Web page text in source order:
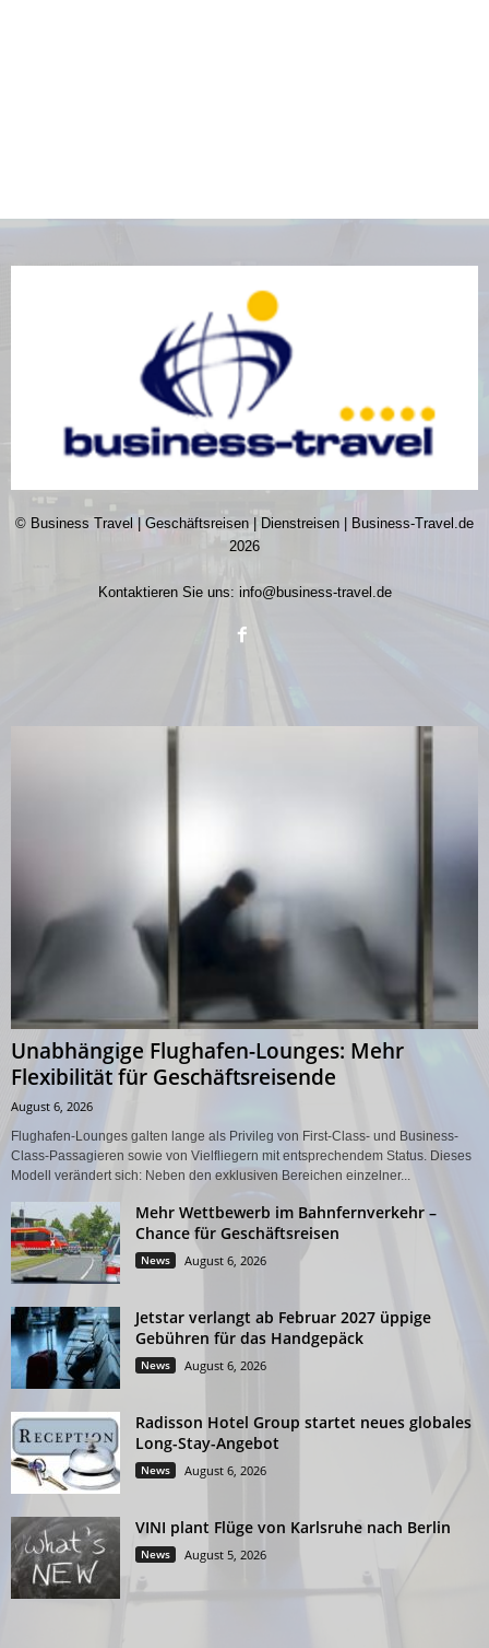
© Business Travel | Geschäftsreisen | Dienstreisen | Business-Travel.de
2026
Kontaktieren Sie uns: info@business-travel.de
Unabhängige Flughafen-Lounges: Mehr
Flexibilität für Geschäftsreisende
August 6, 2026
Flughafen-Lounges galten lange als Privileg von First-Class- und Business-
Class-Passagieren sowie von Vielfliegern mit entsprechendem Status. Dieses
Modell verändert sich: Neben den exklusiven Bereichen einzelner...
Mehr Wettbewerb im Bahnfernverkehr –
Chance für Geschäftsreisen
News August 6, 2026
Jetstar verlangt ab Februar 2027 üppige
Gebühren für das Handgepäck
News August 6, 2026
Radisson Hotel Group startet neues globales
Long-Stay-Angebot
News August 6, 2026
VINI plant Flüge von Karlsruhe nach Berlin
News August 5, 2026